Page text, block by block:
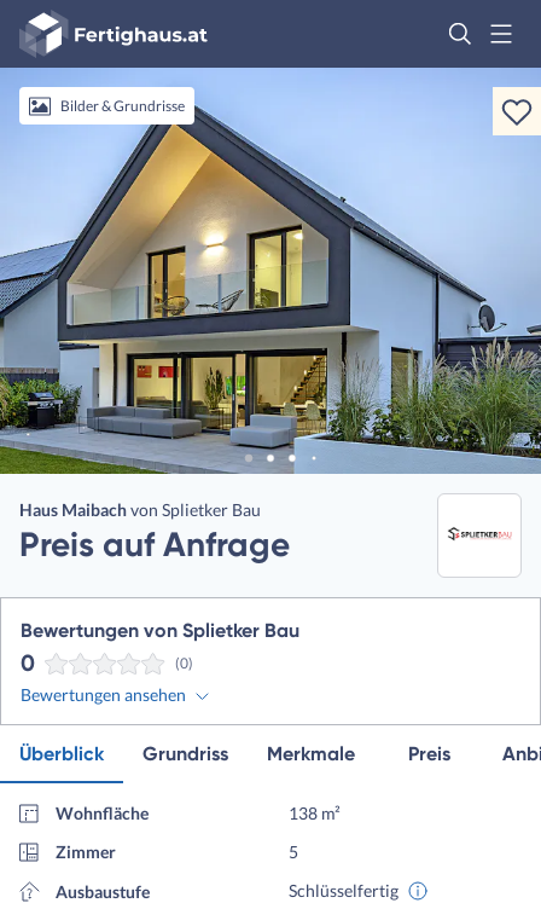
Fertighaus
Logo
AnmeldenBilder & Grundrisse
Haus Maibachvon Splietker Bau
Preis auf Anfrage
Bewertungen von Splietker Bau
0 (0)
Bewertungen ansehen
Überblick Grundriss Merkmale Preis
Wohnfläche
138 m²
Zimmer
5
Ausbaustufe
Schlüsselfertig